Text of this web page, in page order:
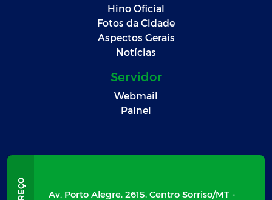
Hino Oficial
Fotos da Cidade
Aspectos Gerais
Notícias
Servidor
Webmail
Painel
Av. Porto Alegre, 2615, Centro Sorriso/MT -